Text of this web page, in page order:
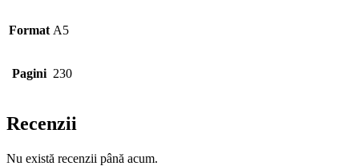
Format A5
Pagini 230
Recenzii
Nu există recenzii până acum.